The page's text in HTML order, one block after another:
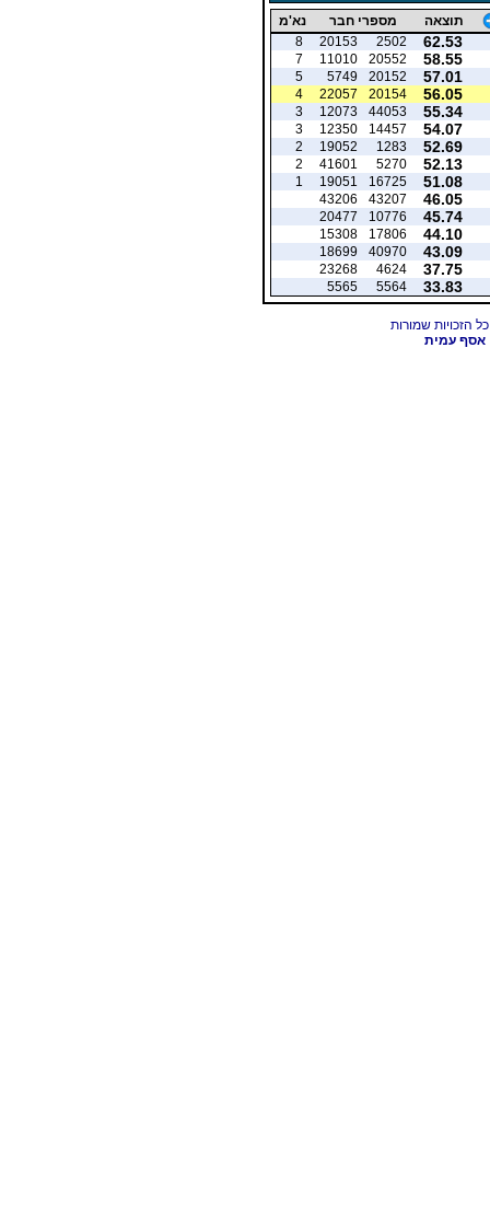
תוצאה מספרי חבר נא'מ
62.53
2502
20153
8
58.55
20552
11010
7
57.01
20152
5749
5
56.05
20154
22057
4
55.34
44053
12073
3
54.07
14457
12350
3
52.69
1283
19052
2
52.13
5270
41601
2
51.08
16725
19051
1
46.05
43207
43206
45.74
10776
20477
44.10
17806
15308
43.09
40970
18699
37.75
4624
23268
33.83
5564
5565
אסף עמית